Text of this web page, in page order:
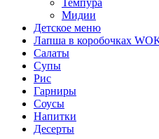
Темпура
Мидии
Детское меню
Лапша в коробочках
Салаты
Супы
Рис
Гарниры
Соусы
Напитки
Десерты